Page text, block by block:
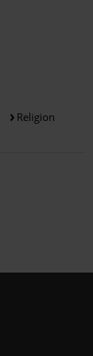
Religion